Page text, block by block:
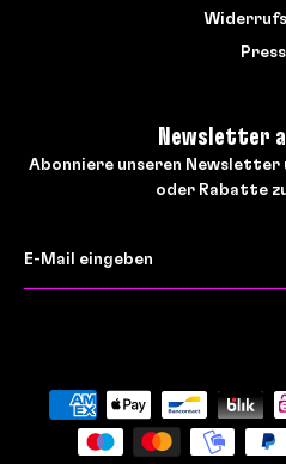
Newsletter
Abonniere unseren Newsletter
oder Rabatte